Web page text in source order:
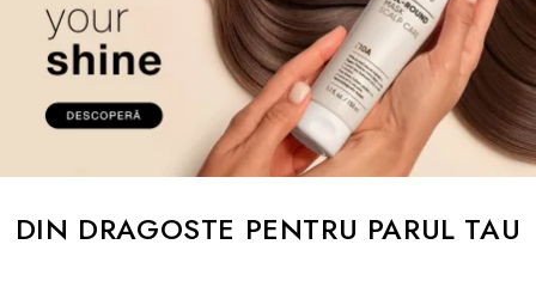
DIN DRAGOSTE PENTRU PARUL TAU